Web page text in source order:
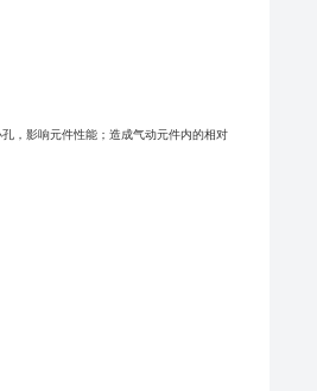
，影响元件性能；造成气动元件内的相对